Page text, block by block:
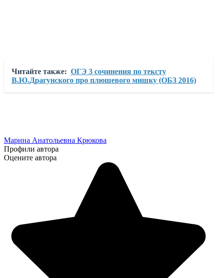
Читайте также: ОГЭ 3 сочинения по тексту
В.Ю.Драгунского про плюшевого мишку (ОБЗ 2016)
Марина Анатольевна Крюкова
Профили автора
Оцените автора